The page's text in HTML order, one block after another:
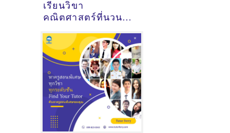
เรียนวิขา
คณิตศาสตร์ที่นวนคร
แนะนำครูสอนพิเศษ
ที่นี่